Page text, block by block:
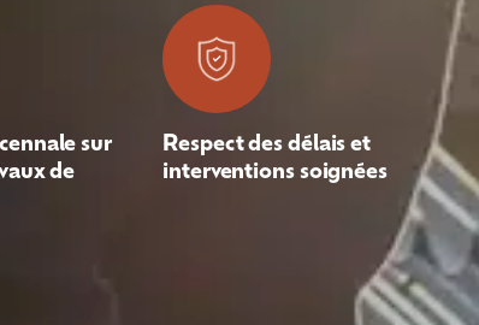
sur
de
Respect des délais et
interventions soignées